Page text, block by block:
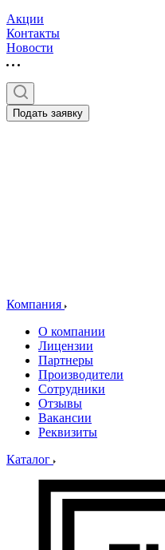
Акции
Контакты
Новости
Подать заявку
Компания
О компании
Лицензии
Партнеры
Производители
Сотрудники
Отзывы
Вакансии
Реквизиты
Каталог